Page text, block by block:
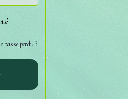
passe perdu ?